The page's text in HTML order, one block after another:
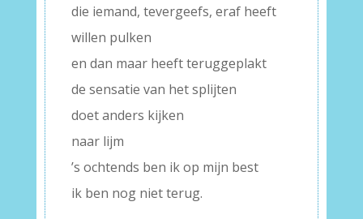
die iemand, tevergeefs, eraf heeft
willen pulken
en dan maar heeft teruggeplakt
de sensatie van het splijten
doet anders kijken
naar lijm
’s ochtends ben ik op mijn best
ik ben nog niet terug.